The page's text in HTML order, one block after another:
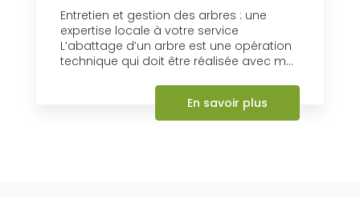
Entretien et gestion des arbres : une
expertise locale à votre service
L’abattage d’un arbre est une opération
technique qui doit être réalisée avec m...
En savoir plus